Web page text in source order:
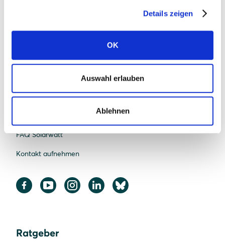
Details zeigen
OK
Auswahl erlauben
Ablehnen
Standorte
News
FAQ Solarwatt
Kontakt aufnehmen
Ratgeber